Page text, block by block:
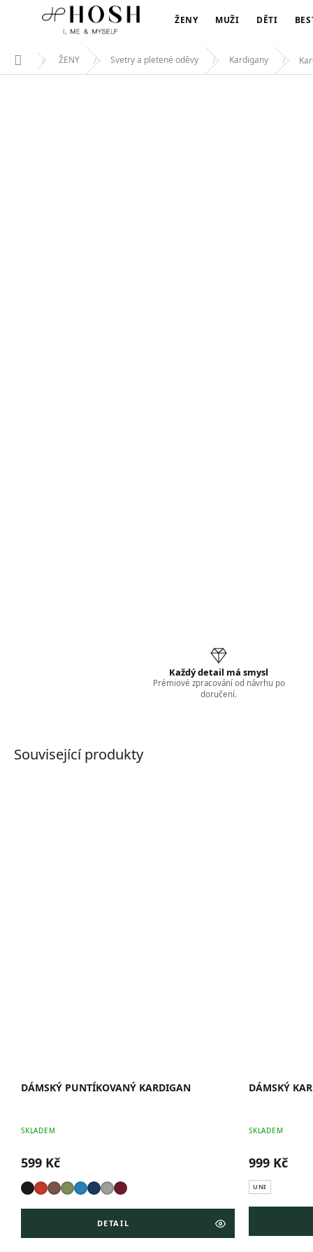
ŽENY MUŽI DĚTI
Domů ŽENY Svetry a pletené oděvy Kardigany
Každý detail má smysl
Prémiové zpracování od návrhu po
doručení.
Související produkty
DÁMSKÝ PUNTÍKOVANÝ KARDIGAN
SKLADEM
599 Kč
DETAIL
DÁMSKÝ
SKLADEM
999 Kč
UNI
529 Kč